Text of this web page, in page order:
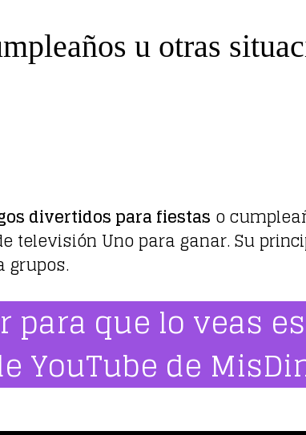
u otras
divertidos para fiestas o
televisión Uno para ganar. Su
grupos.
para que lo veas
YouTube de